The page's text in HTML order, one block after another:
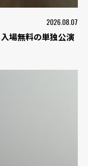
2026.08.07
場無料の単独公演